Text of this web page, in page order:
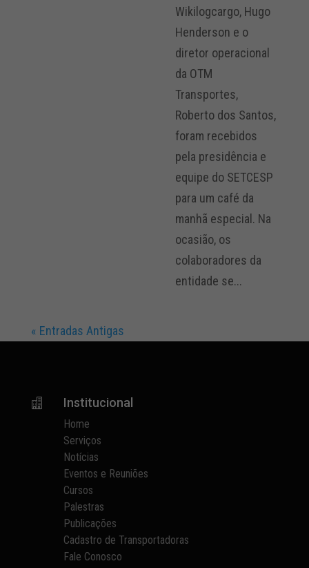
Wikilogcargo, Hugo
Henderson e o
diretor operacional
da OTM
Transportes,
Roberto dos Santos,
foram recebidos
pela presidência e
equipe do SETCESP
para um café da
manhã especial. Na
ocasião, os
colaboradores da
entidade se...
« Entradas Antigas
 Institucional
Home
Serviços
Notícias
Eventos e Reuniões
Cursos
Palestras
Publicações
Cadastro de Transportadoras
Fale Conosco